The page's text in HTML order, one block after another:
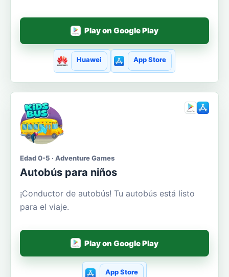
Play on Google Play
Huawei App Store
Edad 0-5 · Adventure Games
Autobús para niños
¡Conductor de autobús! Tu autobús está listo
para el viaje.
Play on Google Play
App Store